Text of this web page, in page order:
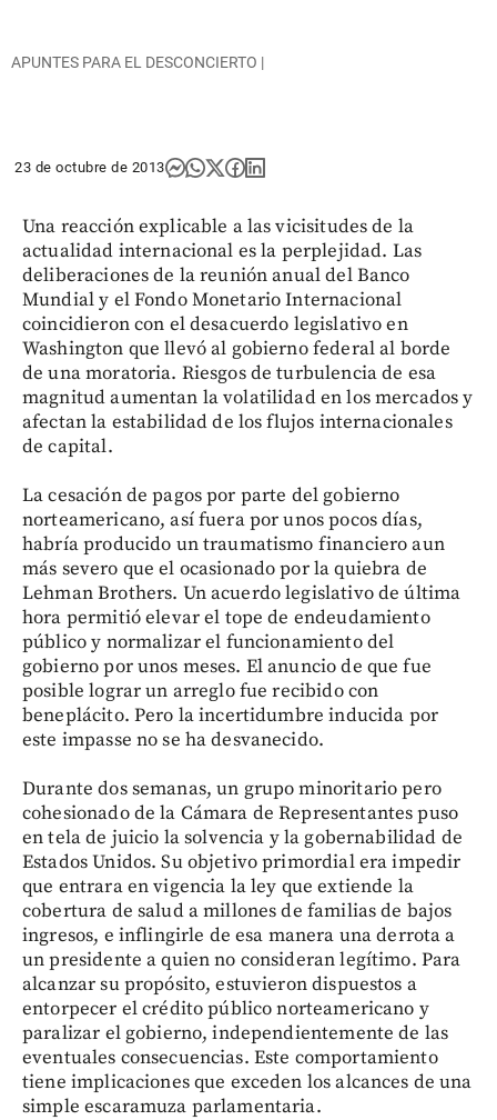
APUNTES PARA EL DESCONCIERTO |
23 de octubre de 2013
Una reacción explicable a las vicisitudes de la
actualidad internacional es la perplejidad. Las
deliberaciones de la reunión anual del Banco
Mundial y el Fondo Monetario Internacional
coincidieron con el desacuerdo legislativo en
Washington que llevó al gobierno federal al borde
de una moratoria. Riesgos de turbulencia de esa
magnitud aumentan la volatilidad en los mercados y
afectan la estabilidad de los flujos internacionales
de capital.
La cesación de pagos por parte del gobierno
norteamericano, así fuera por unos pocos días,
habría producido un traumatismo financiero aun
más severo que el ocasionado por la quiebra de
Lehman Brothers. Un acuerdo legislativo de última
hora permitió elevar el tope de endeudamiento
público y normalizar el funcionamiento del
gobierno por unos meses. El anuncio de que fue
posible lograr un arreglo fue recibido con
beneplácito. Pero la incertidumbre inducida por
este impasse no se ha desvanecido.
Durante dos semanas, un grupo minoritario pero
cohesionado de la Cámara de Representantes puso
en tela de juicio la solvencia y la gobernabilidad de
Estados Unidos. Su objetivo primordial era impedir
que entrara en vigencia la ley que extiende la
cobertura de salud a millones de familias de bajos
ingresos, e inflingirle de esa manera una derrota a
un presidente a quien no consideran legítimo. Para
alcanzar su propósito, estuvieron dispuestos a
entorpecer el crédito público norteamericano y
paralizar el gobierno, independientemente de las
eventuales consecuencias. Este comportamiento
tiene implicaciones que exceden los alcances de una
simple escaramuza parlamentaria.